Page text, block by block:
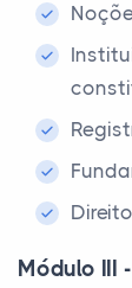
Módulo III